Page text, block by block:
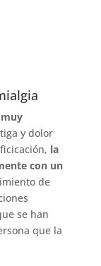
y dolor
la
con un
de
se han
que la